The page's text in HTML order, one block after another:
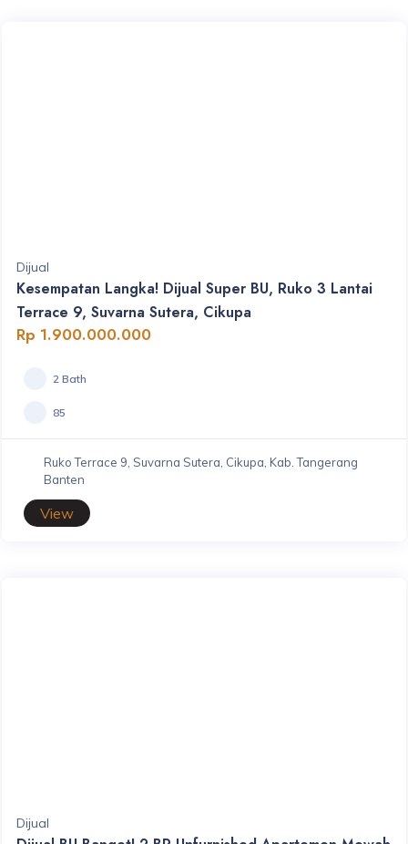
Dijual
Kesempatan Langka! Dijual Super BU, Ruko 3 Lantai
Terrace 9, Suvarna Sutera, Cikupa
Rp 1.900.000.000
2 Bath
85
Ruko Terrace 9, Suvarna Sutera, Cikupa, Kab. Tangerang
Banten
View
Dijual